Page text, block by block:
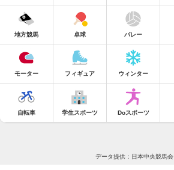
地方競馬 卓球 バレー
モーター フィギュア ウィンター
自転車 学生スポーツ Doスポーツ
データ提供：日本中央競馬会